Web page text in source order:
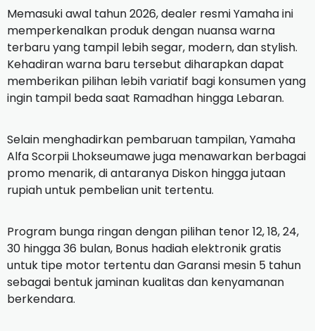
Memasuki awal tahun 2026, dealer resmi Yamaha ini
memperkenalkan produk dengan nuansa warna
terbaru yang tampil lebih segar, modern, dan stylish.
Kehadiran warna baru tersebut diharapkan dapat
memberikan pilihan lebih variatif bagi konsumen yang
ingin tampil beda saat Ramadhan hingga Lebaran.
Selain menghadirkan pembaruan tampilan, Yamaha
Alfa Scorpii Lhokseumawe juga menawarkan berbagai
promo menarik, di antaranya Diskon hingga jutaan
rupiah untuk pembelian unit tertentu.
Program bunga ringan dengan pilihan tenor 12, 18, 24,
30 hingga 36 bulan, Bonus hadiah elektronik gratis
untuk tipe motor tertentu dan Garansi mesin 5 tahun
sebagai bentuk jaminan kualitas dan kenyamanan
berkendara.